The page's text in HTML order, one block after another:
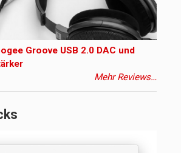
Groove USB 2.0 DAC und
Mehr Reviews…